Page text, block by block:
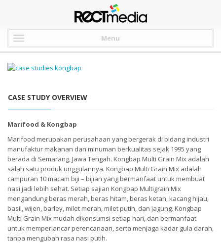
Menu
CASE STUDY OVERVIEW
Marifood & Kongbap
Marifood merupakan perusahaan yang bergerak di bidang industri
manufaktur makanan dan minuman berkualitas sejak 1995 yang
berada di Semarang, Jawa Tengah. Kongbap Multi Grain Mix adalah
salah satu produk unggulannya. Kongbap Multi Grain Mix adalah
campuran 10 macam biji – bijian yang bermanfaat untuk membuat
nasi jadi lebih sehat. Setiap sajian Kongbap Multigrain Mix
mengandung beras merah, beras hitam, beras ketan, kacang hijau,
basil, wijen, barley, milet merah, milet putih, dan jagung. Kongbap
Multi Grain Mix mudah dikonsumsi setiap hari, dan bermanfaat
untuk memperlancar perencanaan, serta menjaga kadar gula darah,
tanpa mengubah rasa nasi putih.